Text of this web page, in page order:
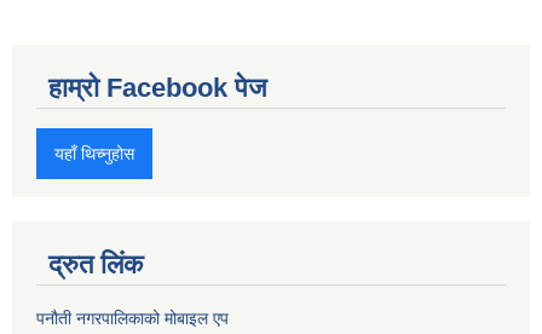
हाम्रो Facebook पेज
यहाँ थिच्नुहोस
द्रुत लिंक
पनौती नगरपालिकाको मोबाइल एप